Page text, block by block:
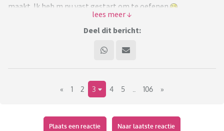
maakt. Ik heb m nu vast gestart om te oefenen
Ik heb vandaag nog geen laatje gedaan. Gisteren al wel. De
Vandaag maak ik me er makkelijk af met de halkast
bovenkant weer leegmaken. Netjes voor het oog.
Deel dit bericht:
« 1 2 3 4 5 106 »
Plaats een reactie Naar laatste reactie